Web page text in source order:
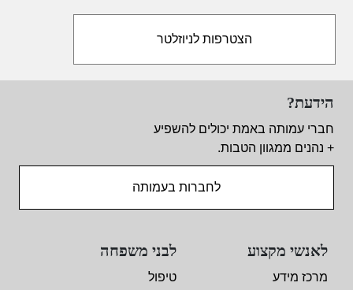
הידעת?
חברי עמותה באמת יכולים להשפיע
+ נהנים ממגוון הטבות.
לחברות בעמותה
לאנשי מקצוע
מרכז מידע
לבני משפחה
טיפול